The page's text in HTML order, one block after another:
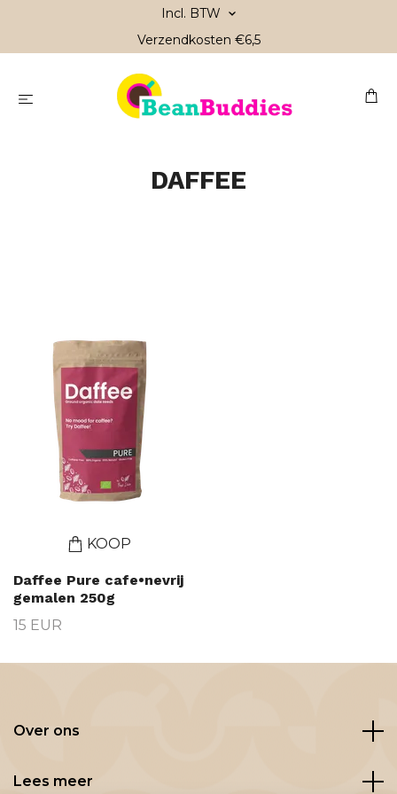
Incl. BTW
Verzendkosten €6,5
DAFFEE
KOOP
Daffee Pure cafe•nevrij
gemalen 250g
15 EUR
Over ons
Lees meer